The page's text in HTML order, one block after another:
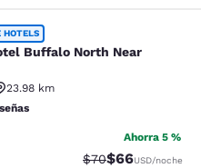
Buffalo North
HOTELS
Buffalo North Near
23.98 km
Ahorra 5 %
Tarifa tachada:
$70Tarifa
$66USD/noche